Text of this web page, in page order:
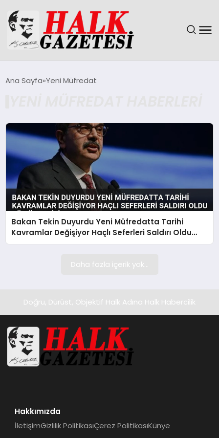
EĞITIM
MAGAZIN
SAĞLIK
SIYASET
YAŞAM
Ana Sayfa Yeni Müfredat
Bakan Tekin Duyurdu Yeni Müfredatta Tarihi
Kavramlar Değişiyor Haçlı Seferleri Saldırı Oldu
Sömürgecilik Vurgusu Yapıldı
Daha fazla içerik yok...
Doğru, Dürüst, Objektif Halk Adına Halk Habercilik
Hakkımızda
İletişimGizlilik PolitikasıÇerez PolitikasıKünye